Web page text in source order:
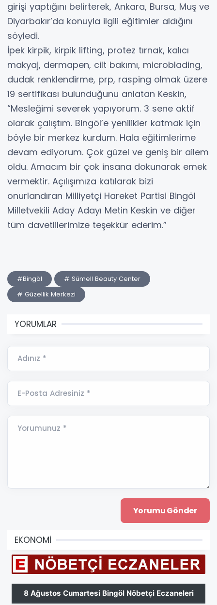
girişi yaptığını belirterek, Ankara, Bursa, Muş ve
Diyarbakır’da konuyla ilgili eğitimler aldığını
söyledi.
İpek kirpik, kirpik lifting, protez tırnak, kalıcı
makyaj, dermapen, cilt bakımı, microblading,
dudak renklendirme, prp, rasping olmak üzere
19 sertifikası bulunduğunu anlatan Keskin,
“Mesleğimi severek yapıyorum. 3 sene aktif
olarak çalıştım. Bingöl’e yenilikler katmak için
böyle bir merkez kurdum. Hala eğitimlerime
devam ediyorum. Çok güzel ve geniş bir ailem
oldu. Amacım bir çok insana dokunarak emek
vermektir. Açılışımıza katılarak bizi
onurlandıran Milliyetçi Hareket Partisi Bingöl
Milletvekili Aday Adayı Metin Keskin ve diğer
tüm davetlilerimize teşekkür ederim.”
#Bingöl
# Sümell Beauty Center
# Güzellik Merkezi
YORUMLAR
Adınız *
E-Posta Adresiniz *
Yorumunuz *
EKONOMİ